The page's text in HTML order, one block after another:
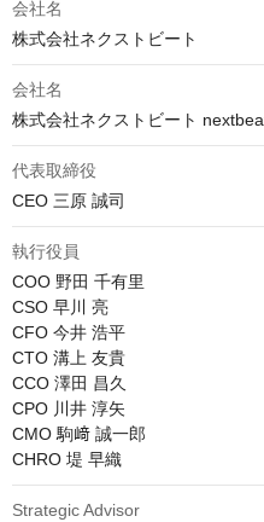
会社名
株式会社ネクストビート
会社名
株式会社ネクストビート
代表取締役
CEO 三原 誠司
執行役員
COO 野田 千有里
CSO 早川 亮
CFO 今井 浩平
CTO 溝上 友貴
CCO 澤田 昌久
CPO 川井 淳矢
CMO 駒﨑 誠一郎
CHRO 堤 早織
Strategic Advisor